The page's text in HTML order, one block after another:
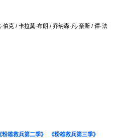
伯克 / 卡拉莫·布朗 / 乔纳森·凡·奈斯 / 谭·法
粉雄救兵第二季》
《粉雄救兵第三季》